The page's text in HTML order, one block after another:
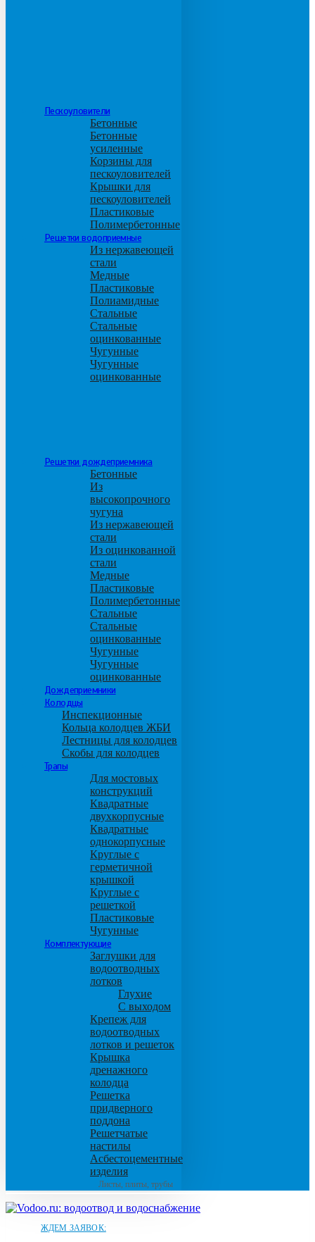
Пескоуловители
Бетонные
Бетонные
усиленные
Корзины для
пескоуловителей
Крышки для
пескоуловителей
Пластиковые
Полимербетонные
Решетки водоприемные
Из нержавеющей
стали
Медные
Пластиковые
Полиамидные
Стальные
Стальные
оцинкованные
Чугунные
Чугунные
оцинкованные
Решетки дождеприемника
Бетонные
Из
высокопрочного
чугуна
Из нержавеющей
стали
Из оцинкованной
стали
Медные
Пластиковые
Полимербетонные
Стальные
Стальные
оцинкованные
Чугунные
Чугунные
оцинкованные
Дождеприемники
Колодцы
Инспекционные
Кольца колодцев ЖБИ
Лестницы для колодцев
Скобы для колодцев
Трапы
Для мостовых
конструкций
Квадратные
двухкорпусные
Квадратные
однокорпусные
Круглые с
герметичной
крышкой
Круглые с
решеткой
Пластиковые
Чугунные
Комплектующие
Заглушки для
водоотводных
лотков
Глухие
С выходом
Крепеж для
водоотводных
лотков и решеток
Крышка
дренажного
колодца
Решетка
придверного
поддона
Решетчатые
настилы
Асбестоцементные
изделия
Листы, плиты, трубы
ЖДЕМ ЗАЯВОК: